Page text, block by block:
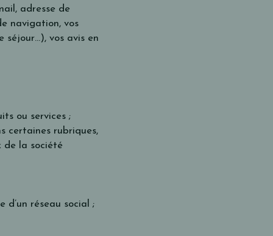
adresse de
navigation, vos
séjour…), vos avis en
ou services ;
certaines rubriques,
de la société
d’un réseau social ;